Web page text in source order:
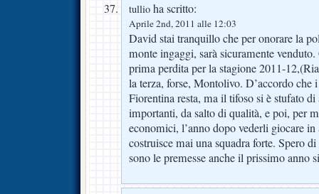
tullio ha scritto:
Aprile 2nd, 2011 alle 12:03
David stai tranquillo che per onorare la
monte ingaggi, sarà sicuramente
prima perdita per la stagione 2011-
la terza, forse, Montolivo. D’accordo che
Fiorentina resta, ma il tifoso si è stufato
importanti, da salto di qualità, e poi, per
economici, l’anno dopo vederli giocare
costruisce mai una squadra forte. Spero
sono le premesse anche il prissimo anno